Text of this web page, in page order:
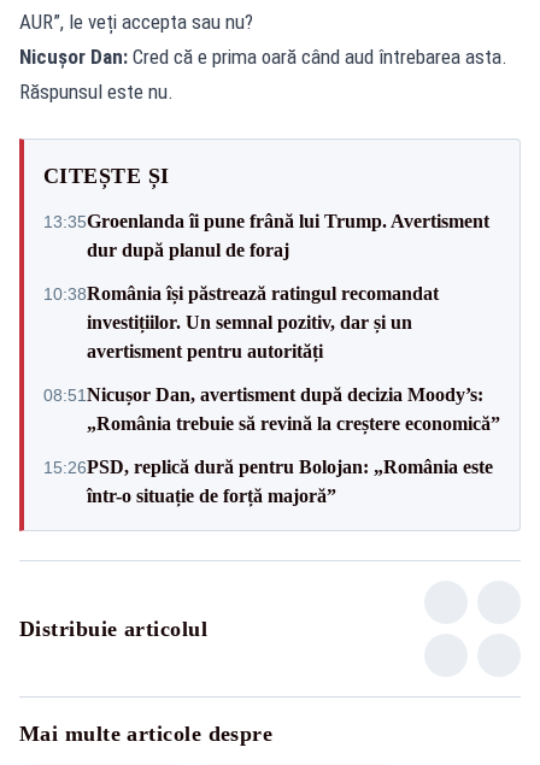
AUR”, le veți accepta sau nu?
Nicușor Dan: Cred că e prima oară când aud întrebarea asta.
Răspunsul este nu.
CITEȘTE ȘI
13:35Groenlanda îi pune frână lui Trump. Avertisment
dur după planul de foraj
10:38România își păstrează ratingul recomandat
investițiilor. Un semnal pozitiv, dar și un
avertisment pentru autorități
08:51Nicușor Dan, avertisment după decizia Moody’s:
„România trebuie să revină la creștere economică”
15:26PSD, replică dură pentru Bolojan: „România este
într-o situație de forță majoră”
Distribuie articolul
Mai multe articole despre